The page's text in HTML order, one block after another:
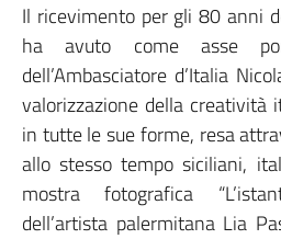
Il ricevimento per gli 80 anni
ha avuto come asse
dell’Ambasciatore d’Italia
valorizzazione della creatività
in tutte le sue forme, resa
allo stesso tempo siciliani,
mostra fotografica
dell’artista palermitana Lia